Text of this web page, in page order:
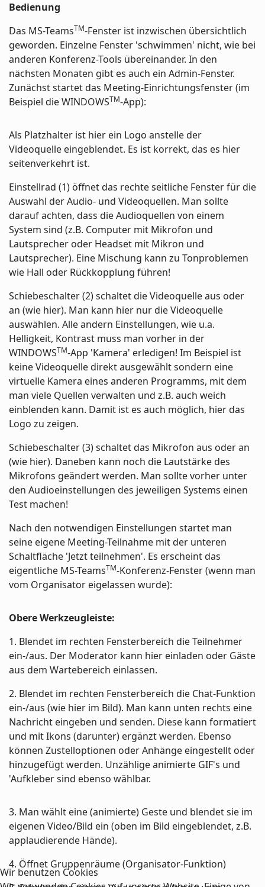
Bedienung
Das MS-TeamsTM-Fenster ist inzwischen übersichtlich
geworden. Einzelne Fenster 'schwimmen' nicht, wie bei
anderen Konferenz-Tools übereinander. In den
nächsten Monaten gibt es auch ein Admin-Fenster.
Zunächst startet das Meeting-Einrichtungsfenster (im
Beispiel die WINDOWSTM-App):
Als Platzhalter ist hier ein Logo anstelle der
Videoquelle eingeblendet. Es ist korrekt, das es hier
seitenverkehrt ist.
Einstellrad (1) öffnet das rechte seitliche Fenster für die
Auswahl der Audio- und Videoquellen. Man sollte
darauf achten, dass die Audioquellen von einem
System sind (z.B. Computer mit Mikrofon und
Lautsprecher oder Headset mit Mikron und
Lautsprecher). Eine Mischung kann zu Tonproblemen
wie Hall oder Rückkopplung führen!
Schiebeschalter (2) schaltet die Videoquelle aus oder
an (wie hier). Man kann hier nur die Videoquelle
auswählen. Alle andern Einstellungen, wie u.a.
Helligkeit, Kontrast muss man vorher in der
WINDOWSTM-App 'Kamera' erledigen! Im Beispiel ist
keine Videoquelle direkt ausgewählt sondern eine
virtuelle Kamera eines anderen Programms, mit dem
man viele Quellen verwalten und z.B. auch weich
einblenden kann. Damit ist es auch möglich, hier das
Logo zu zeigen.
Schiebeschalter (3) schaltet das Mikrofon aus oder an
(wie hier). Daneben kann noch die Lautstärke des
Mikrofons geändert werden. Man sollte vorher unter
den Audioeinstellungen des jeweiligen Systems einen
Test machen!
Nach den notwendigen Einstellungen startet man
seine eigene Meeting-Teilnahme mit der unteren
Schaltfläche 'Jetzt teilnehmen'. Es erscheint das
eigentliche MS-TeamsTM-Konferenz-Fenster (wenn man
vom Organisator eigelassen wurde):
Obere Werkzeugleiste:
1. Blendet im rechten Fensterbereich die Teilnehmer
ein-/aus. Der Moderator kann hier einladen oder Gäste
aus dem Wartebereich einlassen.
2. Blendet im rechten Fensterbereich die Chat-Funktion
ein-/aus (wie hier im Bild). Man kann unten rechts eine
Nachricht eingeben und senden. Diese kann formatiert
und mit Ikons (darunter) ergänzt werden. Ebenso
können Zustelloptionen oder Anhänge eingestellt oder
hinzugefügt werden. Unzählige animierte GIF's und
'Aufkleber sind ebenso wählbar.
3. Man wählt eine (animierte) Geste und blendet sie im
eigenen Video/Bild ein (oben im Bild eingeblendet, z.B.
applaudierende Hände).
4. Öffnet Gruppenräume (Organisator-Funktion)
Wir benutzen Cookies